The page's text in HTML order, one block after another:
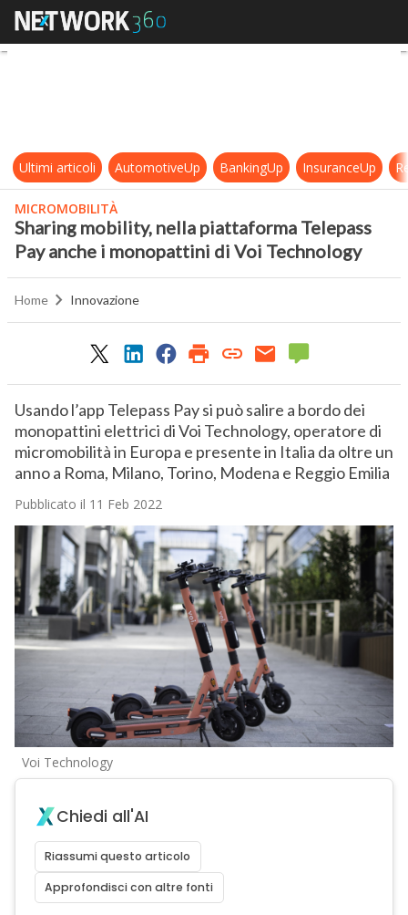
Sharing mobility, nella
Ultimi articoli AutomotiveUp BankingUp InsuranceUp
MICROMOBILITÀ
Sharing mobility, nella piattaforma Telepass
Pay anche i monopattini di Voi Technology
Home Innovazione
Usando l’app Telepass Pay si può salire a bordo dei
monopattini elettrici di Voi Technology, operatore di
micromobilità in Europa e presente in Italia da oltre un
anno a Roma, Milano, Torino, Modena e Reggio Emilia
Pubblicato il 11 Feb 2022
Voi Technology
Chiedi all'AI
Riassumi questo articolo
Approfondisci con altre fonti